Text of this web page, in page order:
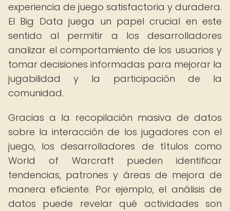
experiencia de juego satisfactoria y duradera.
El Big Data juega un papel crucial en este
sentido al permitir a los desarrolladores
analizar el comportamiento de los usuarios y
tomar decisiones informadas para mejorar la
jugabilidad y la participación de la
comunidad.
Gracias a la recopilación masiva de datos
sobre la interacción de los jugadores con el
juego, los desarrolladores de títulos como
World of Warcraft pueden identificar
tendencias, patrones y áreas de mejora de
manera eficiente. Por ejemplo, el análisis de
datos puede revelar qué actividades son